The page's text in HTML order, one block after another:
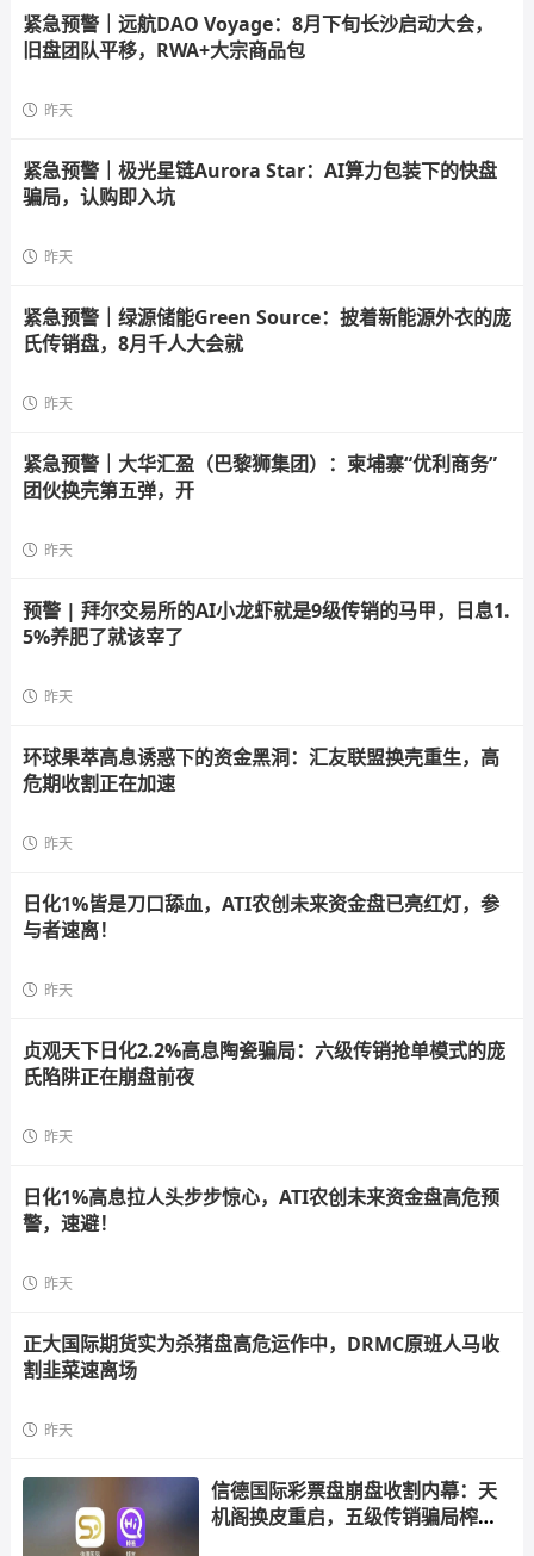
紧急预警｜远航DAO Voyage：8月下旬长沙启动大会，
旧盘团队平移，RWA+大宗商品包
昨天
紧急预警｜极光星链Aurora Star：AI算力包装下的快盘
骗局，认购即入坑
昨天
紧急预警｜绿源储能Green Source：披着新能源外衣的庞
氏传销盘，8月千人大会就
昨天
紧急预警｜大华汇盈（巴黎狮集团）：柬埔寨“优利商务”
团伙换壳第五弹，开
昨天
预警 | 拜尔交易所的AI小龙虾就是9级传销的马甲，日息1.
5%养肥了就该宰了
昨天
环球果萃高息诱惑下的资金黑洞：汇友联盟换壳重生，高
危期收割正在加速
昨天
日化1%皆是刀口舔血，ATI农创未来资金盘已亮红灯，参
与者速离！
昨天
贞观天下日化2.2%高息陶瓷骗局：六级传销抢单模式的庞
氏陷阱正在崩盘前夜
昨天
日化1%高息拉人头步步惊心，ATI农创未来资金盘高危预
警，速避！
昨天
正大国际期货实为杀猪盘高危运作中，DRMC原班人马收
割韭菜速离场
昨天
信德国际彩票盘崩盘收割内幕：天
机阁换皮重启，五级传销骗局榨干